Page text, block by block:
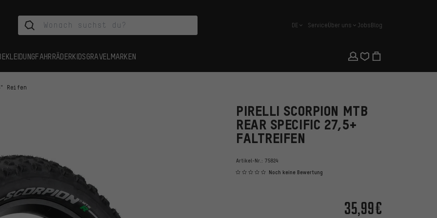
Deutsch
DE ServiceÜber uns JobsBlog
FAHRRÄDERKIDSGRAVEL MARKEN
Reifen
PIRELLI SCORPION MTB
REAR SPECIFIC 27,5+
FALTREIFEN
Artikel-Nr.: 75824
Noch keine Bewertung
35,99€